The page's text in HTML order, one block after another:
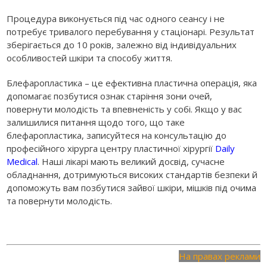
Процедура виконується під час одного сеансу і не
потребує тривалого перебування у стаціонарі. Результат
зберігається до 10 років, залежно від індивідуальних
особливостей шкіри та способу життя.
Блефаропластика – це ефективна пластична операція, яка
допомагає позбутися ознак старіння зони очей,
повернути молодість та впевненість у собі. Якщо у вас
залишилися питання щодо того, що таке
блефаропластика, записуйтеся на консультацію до
професійного хірурга центру пластичної хірургії Daily
Medical. Наші лікарі мають великий досвід, сучасне
обладнання, дотримуються високих стандартів безпеки й
допоможуть вам позбутися зайвої шкіри, мішків під очима
та повернути молодість.
На правах реклами